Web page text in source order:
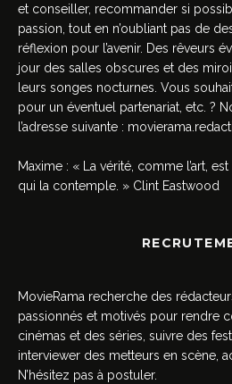
et conseiller, recommander si
passion, tout en n’oubliant pas de
réflexion pour l’avenir. Des rêveurs
jour des salles obscures et des
leurs songes nocturnes. Vous
pour un éventuel partenariat, etc. ?
l’adresse suivante :
Maxime : « La vérité, comme l’art,
qui la contemple. » Clint Eastwood
MovieRama recherche des
passionnés et motivés pour rendre
cinémas et des séries, suivre des
interviewer des metteurs en scène,
N’hésitez pas à postuler.